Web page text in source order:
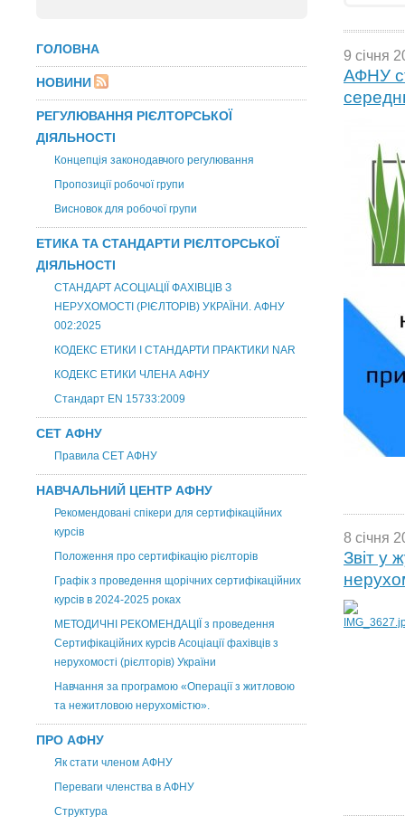
ГОЛОВНА
НОВИНИ
РЕГУЛЮВАННЯ РІЄЛТОРСЬКОЇ
ДІЯЛЬНОСТІ
Концепція законодавчого регулювання
Пропозиції робочої групи
Висновок для робочої групи
ЕТИКА ТА СТАНДАРТИ РІЄЛТОРСЬКОЇ
ДІЯЛЬНОСТІ
СТАНДАРТ АСОЦІАЦІЇ ФАХІВЦІВ З
НЕРУХОМОСТІ (РІЄЛТОРІВ) УКРАЇНИ. АФНУ
002:2025
КОДЕКС ЕТИКИ І СТАНДАРТИ ПРАКТИКИ NAR
КОДЕКС ЕТИКИ ЧЛЕНА АФНУ
Стандарт EN 15733:2009
СЕТ АФНУ
Правила СЕТ АФНУ
НАВЧАЛЬНИЙ ЦЕНТР АФНУ
Рекомендовані спікери для сертифікаційних
курсів
Положення про сертифікацію рієлторів
Графік з проведення щорічних сертифікаційних
курсів в 2024-2025 роках
МЕТОДИЧНІ РЕКОМЕНДАЦІЇ з проведення
Сертифікаційних курсів Асоціації фахівців з
нерухомості (рієлторів) України
Навчання за програмою «Операції з житловою
та нежитловою нерухомістю».
ПРО АФНУ
Як стати членом АФНУ
Переваги членства в АФНУ
Структура
9 січня
АФНУ
8 січня
Звіт у